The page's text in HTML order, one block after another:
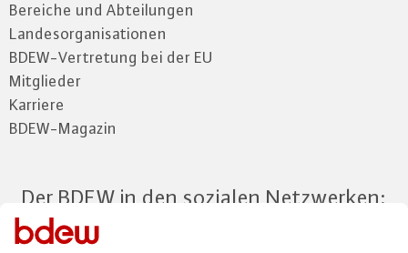
Bereiche und Abteilungen
Landesorganisationen
BDEW-Vertretung bei der EU
Mitglieder
Karriere
BDEW-Magazin
Der BDEW in den sozialen Netzwerken: